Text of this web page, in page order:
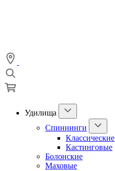
Удилища
Спиннинги
Классические
Кастинговые
Болонские
Маховые